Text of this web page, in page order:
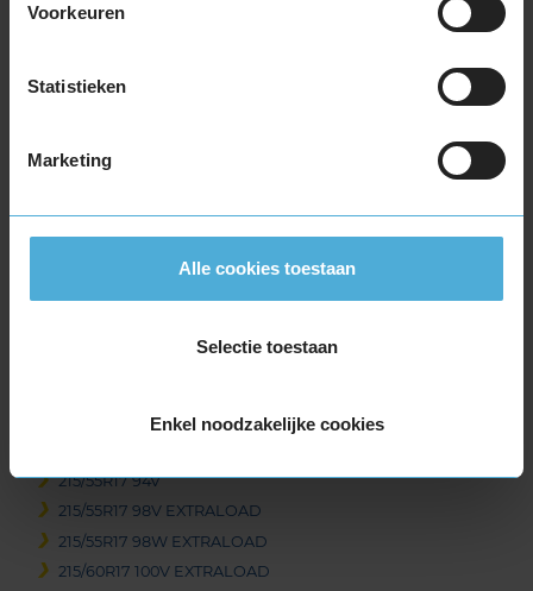
Voorkeuren
Statistieken
Marketing
Alle cookies toestaan
Selectie toestaan
Enkel noodzakelijke cookies
205/45R17 88V EXTRALOAD
205/60R17 97W EXTRALOAD
205/65R17 100H EXTRALOAD
215/40R17 87V EXTRALOAD
215/55R17 94V
215/55R17 94V
215/55R17 98V EXTRALOAD
215/55R17 98W EXTRALOAD
215/60R17 100V EXTRALOAD